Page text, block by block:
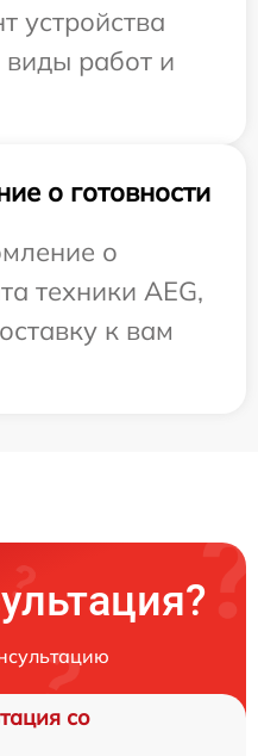
устройства
виды работ и
о готовности
о
техники AEG,
к вам
со